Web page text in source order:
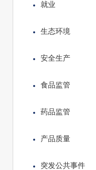
就业
生态环境
安全生产
食品监管
药品监管
产品质量
突发公共事件